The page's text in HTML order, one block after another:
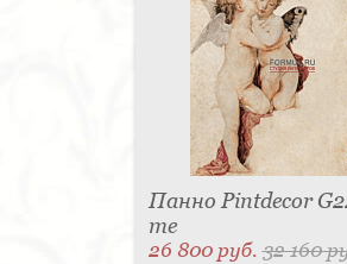
Мыльница - 1Подставка под
Спальня - 1
Панно Pintdecor
me
26 800 руб.32 160